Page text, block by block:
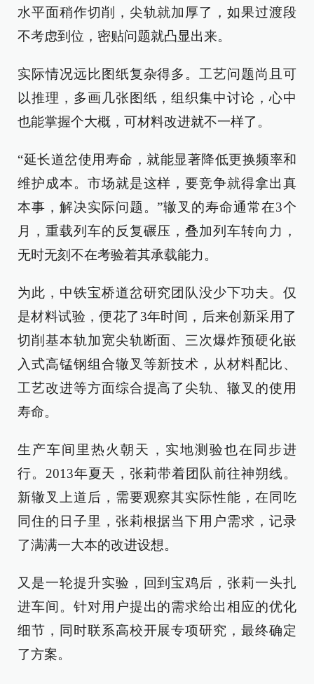
水平面稍作切削，尖轨就加厚了，如果过渡段
不考虑到位，密贴问题就凸显出来。
实际情况远比图纸复杂得多。工艺问题尚且可
以推理，多画几张图纸，组织集中讨论，心中
也能掌握个大概，可材料改进就不一样了。
“延长道岔使用寿命，就能显著降低更换频率和
维护成本。市场就是这样，要竞争就得拿出真
本事，解决实际问题。”辙叉的寿命通常在3个
月，重载列车的反复碾压，叠加列车转向力，
无时无刻不在考验着其承载能力。
为此，中铁宝桥道岔研究团队没少下功夫。仅
是材料试验，便花了3年时间，后来创新采用了
切削基本轨加宽尖轨断面、三次爆炸预硬化嵌
入式高锰钢组合辙叉等新技术，从材料配比、
工艺改进等方面综合提高了尖轨、辙叉的使用
寿命。
生产车间里热火朝天，实地测验也在同步进
行。2013年夏天，张莉带着团队前往神朔线。
新辙叉上道后，需要观察其实际性能，在同吃
同住的日子里，张莉根据当下用户需求，记录
了满满一大本的改进设想。
又是一轮提升实验，回到宝鸡后，张莉一头扎
进车间。针对用户提出的需求给出相应的优化
细节，同时联系高校开展专项研究，最终确定
了方案。